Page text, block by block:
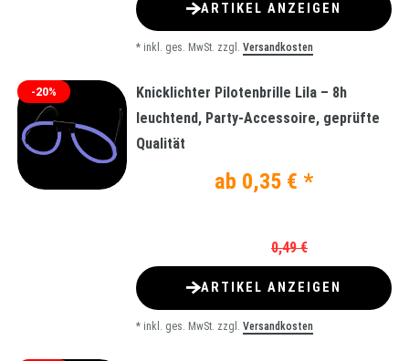
ARTIKEL ANZEIGEN
* inkl. ges. MwSt. zzgl. Versandkosten
-20%
Knicklichter Pilotenbrille Lila – 8h
leuchtend, Party-Accessoire, geprüfte
Qualität
0,49 €
ab 0,35 € *
ARTIKEL ANZEIGEN
* inkl. ges. MwSt. zzgl. Versandkosten